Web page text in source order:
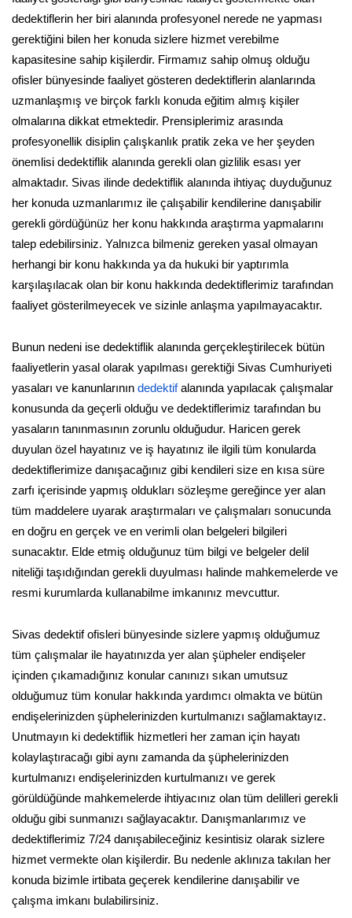
dedektiflerin her biri alanında profesyonel nerede ne yapması
gerektiğini bilen her konuda sizlere hizmet verebilme
kapasitesine sahip kişilerdir. Firmamız sahip olmuş olduğu
ofisler bünyesinde faaliyet gösteren dedektiflerin alanlarında
uzmanlaşmış ve birçok farklı konuda eğitim almış kişiler
olmalarına dikkat etmektedir. Prensiplerimiz arasında
profesyonellik disiplin çalışkanlık pratik zeka ve her şeyden
önemlisi dedektiflik alanında gerekli olan gizlilik esası yer
almaktadır. Sivas ilinde dedektiflik alanında ihtiyaç duyduğunuz
her konuda uzmanlarımız ile çalışabilir kendilerine danışabilir
gerekli gördüğünüz her konu hakkında araştırma yapmalarını
talep edebilirsiniz. Yalnızca bilmeniz gereken yasal olmayan
herhangi bir konu hakkında ya da hukuki bir yaptırımla
karşılaşılacak olan bir konu hakkında dedektiflerimiz tarafından
faaliyet gösterilmeyecek ve sizinle anlaşma yapılmayacaktır.
Bunun nedeni ise dedektiflik alanında gerçekleştirilecek bütün
faaliyetlerin yasal olarak yapılması gerektiği Sivas Cumhuriyeti
yasaları ve kanunlarının dedektifalanında yapılacak çalışmalar
konusunda da geçerli olduğu ve dedektiflerimiz tarafından bu
yasaların tanınmasının zorunlu olduğudur. Haricen gerek
duyulan özel hayatınız ve iş hayatınız ile ilgili tüm konularda
dedektiflerimize danışacağınız gibi kendileri size en kısa süre
zarfı içerisinde yapmış oldukları sözleşme gereğince yer alan
tüm maddelere uyarak araştırmaları ve çalışmaları sonucunda
en doğru en gerçek ve en verimli olan belgeleri bilgileri
sunacaktır. Elde etmiş olduğunuz tüm bilgi ve belgeler delil
niteliği taşıdığından gerekli duyulması halinde mahkemelerde ve
resmi kurumlarda kullanabilme imkanınız mevcuttur.
Sivas dedektif ofisleri bünyesinde sizlere yapmış olduğumuz
tüm çalışmalar ile hayatınızda yer alan şüpheler endişeler
içinden çıkamadığınız konular canınızı sıkan umutsuz
olduğumuz tüm konular hakkında yardımcı olmakta ve bütün
endişelerinizden şüphelerinizden kurtulmanızı sağlamaktayız.
Unutmayın ki dedektiflik hizmetleri her zaman için hayatı
kolaylaştıracağı gibi aynı zamanda da şüphelerinizden
kurtulmanızı endişelerinizden kurtulmanızı ve gerek
görüldüğünde mahkemelerde ihtiyacınız olan tüm delilleri gerekli
olduğu gibi sunmanızı sağlayacaktır. Danışmanlarımız ve
dedektiflerimiz 7/24 danışabileceğiniz kesintisiz olarak sizlere
hizmet vermekte olan kişilerdir. Bu nedenle aklınıza takılan her
konuda bizimle irtibata geçerek kendilerine danışabilir ve
çalışma imkanı bulabilirsiniz.